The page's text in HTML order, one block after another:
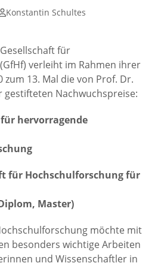
Konstantin Schultes
für
verleiht im Rahmen ihrer
zum 13. Mal die von Prof. Dr.
gestifteten Nachwuchspreise:
hervorragende
für Hochschulforschung für
Master)
möchte mit
besonders wichtige Arbeiten
und Wissenschaftler in